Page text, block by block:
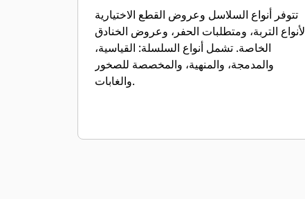
تتوفر أنواع السلاسل وعروض القطع الاختيارية
لأنواع التربة، ومتطلبات الحفر، وعروض الخنادق
الخاصة. تشمل أنواع السلسلة: القياسية،
والمدمجة، والمنهية، والمخصصة للصخور
والغابات.